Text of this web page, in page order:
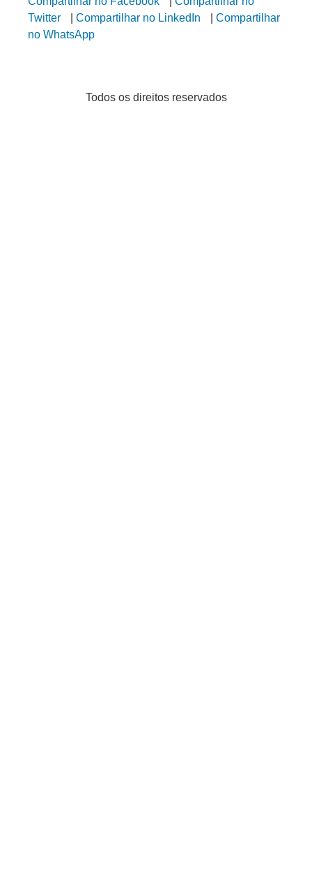
Compartilhar no Facebook | Compartilhar no
Twitter
| Compartilhar no LinkedIn | Compartilhar
no WhatsApp
Todos os direitos reservados